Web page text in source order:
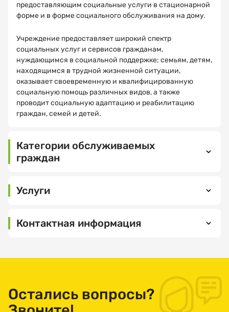
предоставляющим социальные услуги в стационарной
форме и в форме социального обслуживания на дому.
Учреждение предоставляет широкий спектр
социальных услуг и сервисов гражданам,
нуждающимся в социальной поддержке; семьям, детям,
находящимся в трудной жизненной ситуации,
оказывает своевременную и квалифицированную
социальную помощь различных видов, а также
проводит социальную адаптацию и реабилитацию
граждан, семей и детей.
Категории обслуживаемых
граждан
Услуги
бытовые
медицинские
психологические
Контактная информация
ПОСМОТРЕТЬ
Остались вопросы?
Как
вас
зовут?
Электронная
телефона
Выберите
организацию
Спасибо!